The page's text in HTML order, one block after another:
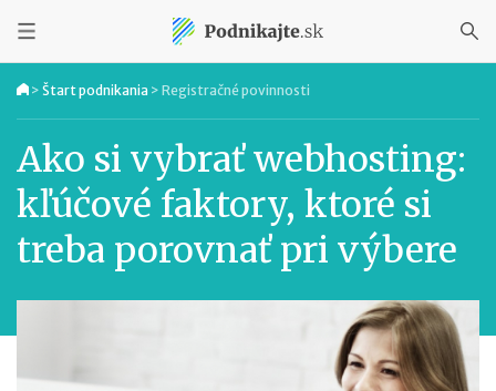
> Štart podnikania > Registračné povinnosti
Ako si vybrať webhosting:
kľúčové faktory, ktoré si
treba porovnať pri výbere